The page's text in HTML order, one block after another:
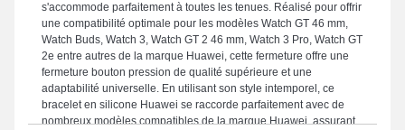
s'accommode parfaitement à toutes les tenues. Réalisé pour offrir
une compatibilité optimale pour les modèles Watch GT 46 mm,
Watch Buds, Watch 3, Watch GT 2 46 mm, Watch 3 Pro, Watch GT
2e entre autres de la marque Huawei, cette fermeture offre une
fermeture bouton pression de qualité supérieure et une
adaptabilité universelle. En utilisant son style intemporel, ce
bracelet en silicone Huawei se raccorde parfaitement avec de
nombreux modèles compatibles de la marque Huawei, assurant